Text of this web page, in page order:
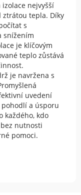
nejvyšší
tepla. Díky
s
snížením
je klíčovým
teplo zůstává
je navržena s
uvedení
a úsporu
každého, kdo
nutnosti
pomoci.